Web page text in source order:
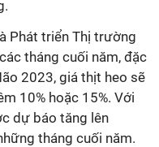
Phát triển Thị trường
tháng cuối năm, đặc
2023, giá thịt heo sẽ
10% hoặc 15%. Với
dự báo tăng lên
tháng cuối năm.